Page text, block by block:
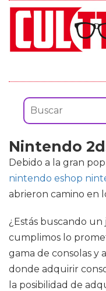
Nintendo
Debido a la gran
nintendo eshop
abrieron camino en
¿Estás buscando
cumplimos lo
gama de consolas y
donde adquirir
la posibilidad de